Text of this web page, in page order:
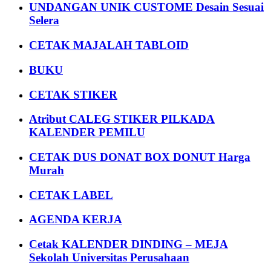
UNDANGAN UNIK CUSTOME Desain Sesuai
Selera
CETAK MAJALAH TABLOID
BUKU
CETAK STIKER
Atribut CALEG STIKER PILKADA
KALENDER PEMILU
CETAK DUS DONAT BOX DONUT Harga
Murah
CETAK LABEL
AGENDA KERJA
Cetak KALENDER DINDING – MEJA
Sekolah Universitas Perusahaan